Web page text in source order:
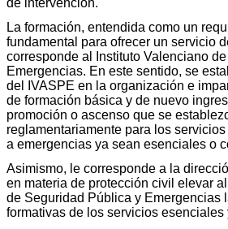
de intervención.
La formación, entendida como un
fundamental para ofrecer un servicio
corresponde al Instituto Valenciano
Emergencias. En este sentido, se
del IVASPE en la organización e
de formación básica y de nuevo
promoción o ascenso que se
reglamentariamente para los
a emergencias ya sean esenciales o
Asimismo, le corresponde a la
en materia de protección civil elevar
de Seguridad Pública y Emergencias
formativas de los servicios esenciales